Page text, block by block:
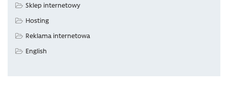
Sklep internetowy
Hosting
Reklama internetowa
English